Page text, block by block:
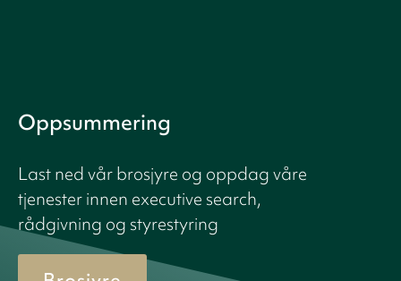
Oppsummering
Last ned vår brosjyre og oppdag våre
tjenester innen executive search,
rådgivning og styrestyring